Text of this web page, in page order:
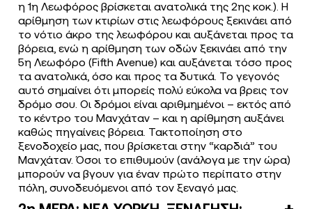
η 1η Λεωφόρος βρίσκεται ανατολικά της 2ης κοκ.). Η
αρίθμηση των κτιρίων στις λεωφόρους ξεκινάει από
το νότιο άκρο της λεωφόρου και αυξάνεται προς τα
βόρεια, ενώ η αρίθμηση των οδών ξεκινάει από την
5η Λεωφόρο (Fifth Avenue) και αυξάνεται τόσο προς
τα ανατολικά, όσο και προς τα δυτικά. Το γεγονός
αυτό σημαίνει ότι μπορείς πολύ εύκολα να βρεις τον
δρόμο σου. Οι δρόμοι είναι αριθμημένοι – εκτός από
το κέντρο του Μανχάταν – και η αρίθμηση αυξάνει
καθώς πηγαίνεις βόρεια. Τακτοποίηση στο
ξενοδοχείο μας, που βρίσκεται στην “καρδιά” του
Μανχάταν. Όσοι το επιθυμούν (ανάλογα με την ώρα)
μπορούν να βγουν για έναν πρώτο περίπατο στην
πόλη, συνοδευόμενοι από τον ξεναγό μας.